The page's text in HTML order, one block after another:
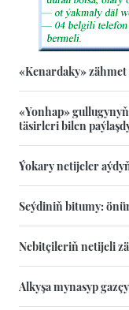
«Kenardaky»
«Yonhap»
täsirleri bilen
Ýokary netijeler
Seýdiniň bitumy:
Nebitçileriň netijeli
Alkyşa mynasyp